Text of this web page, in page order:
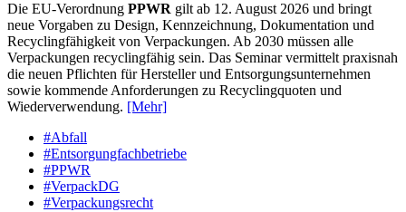
Die EU-Verordnung PPWR gilt ab 12. August 2026 und bringt
neue Vorgaben zu Design, Kennzeichnung, Dokumentation und
Recyclingfähigkeit von Verpackungen. Ab 2030 müssen alle
Verpackungen recyclingfähig sein. Das Seminar vermittelt praxisnah
die neuen Pflichten für Hersteller und Entsorgungsunternehmen
sowie kommende Anforderungen zu Recyclingquoten und
Wiederverwendung. [Mehr]
#Abfall
#Entsorgungfachbetriebe
#PPWR
#VerpackDG
#Verpackungsrecht